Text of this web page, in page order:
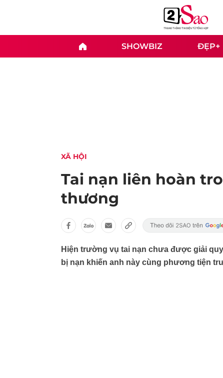
SHOWBIZ ĐẸP+
XÃ HỘI
Tai nạn liên hoàn
thương
Hiện trường vụ tai nạn chưa được giải
bị nạn khiến anh này cùng phương tiện